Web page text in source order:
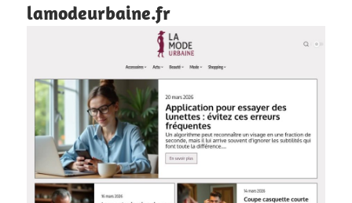
lamodeurbaine.fr